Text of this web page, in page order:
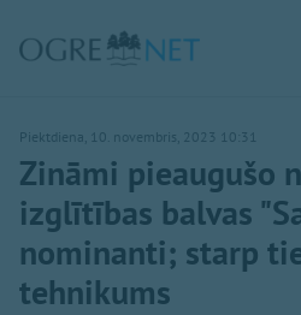
Piektdiena, 10. novembris, 2023 10:31
Zināmi pieaugušo
izglītības balvas
nominanti; starp
tehnikums